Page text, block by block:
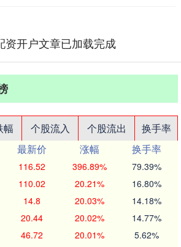
资开户文章已加载完成
幅 个股流入 个股流出
换手率
最新价 涨幅
换手率
116.52 396.89% 79.39%
110.02 20.21% 16.80%
14.8 20.03% 14.18%
20.44 20.02% 14.77%
46.72 20.01% 5.62%